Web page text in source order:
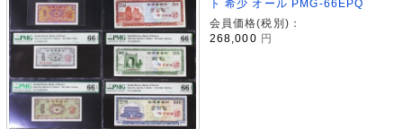
ト 希少 オール PMG-66EPQ
会員価格(税別)：
268,000 円